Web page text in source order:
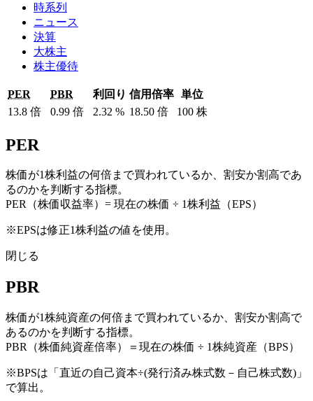
時系列
ニュース
決算
大株主
株主優待
PER PBR 利回り 信用倍率 単位
13.8 倍 0.99 倍 2.32 % 18.50 倍 100 株
PER
株価が1株利益の何倍まで買われているか、割安か割高であ
るのかを判断する指標。
PER（株価収益率）= 現在の株価 ÷ 1株利益（EPS）
※EPSは修正1株利益の値を使用。
閉じる
PBR
株価が1株純資産の何倍まで買われているか、割安か割高で
あるのかを判断する指標。
PBR（株価純資産倍率）＝現在の株価 ÷ 1株純資産（BPS）
※BPSは「直近の自己資本÷(発行済み株式数－自己株式数)」
で算出。